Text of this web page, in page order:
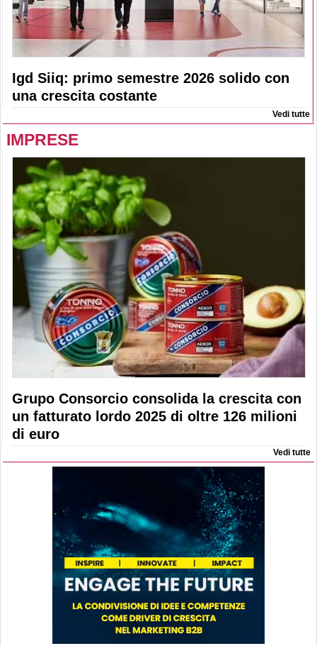
Igd Siiq: primo semestre 2026 solido con
una crescita costante
Vedi tutte
IMPRESE
Grupo Consorcio consolida la crescita con
un fatturato lordo 2025 di oltre 126 milioni
di euro
Vedi tutte